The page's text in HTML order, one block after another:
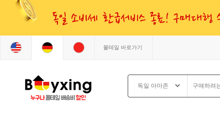
몰테일 바로가기